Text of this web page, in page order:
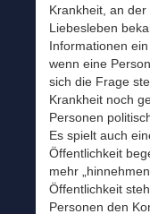
Krankheit, an
Liebesleben
Informationen
wenn eine
sich die Frage
Krankheit noch
Personen
Es spielt auch
Öffentlichkeit
mehr
Öffentlichkeit
Personen den